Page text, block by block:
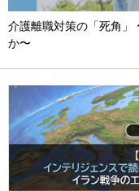
介護離職対策の「死角」
か〜